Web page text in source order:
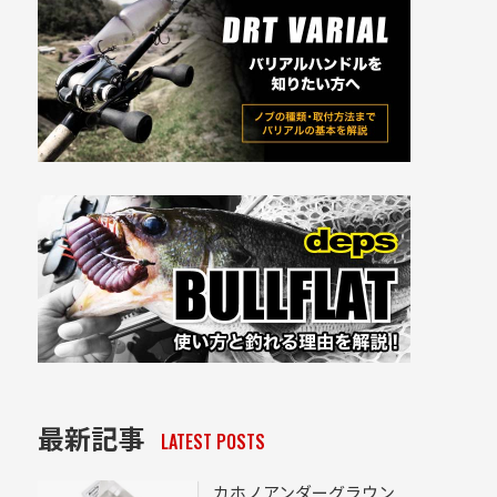
最新記事 LATEST POSTS
カホノアンダーグラウン